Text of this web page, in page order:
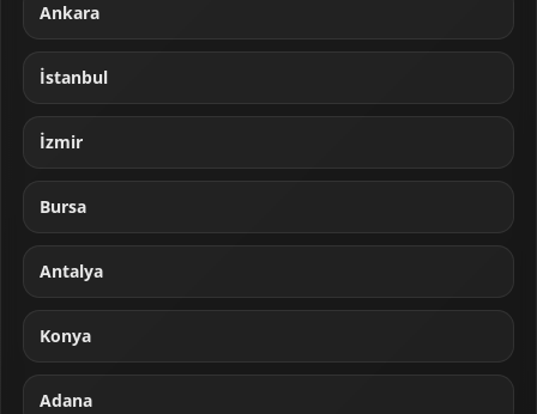
Ankara
İstanbul
İzmir
Bursa
Antalya
Konya
Adana